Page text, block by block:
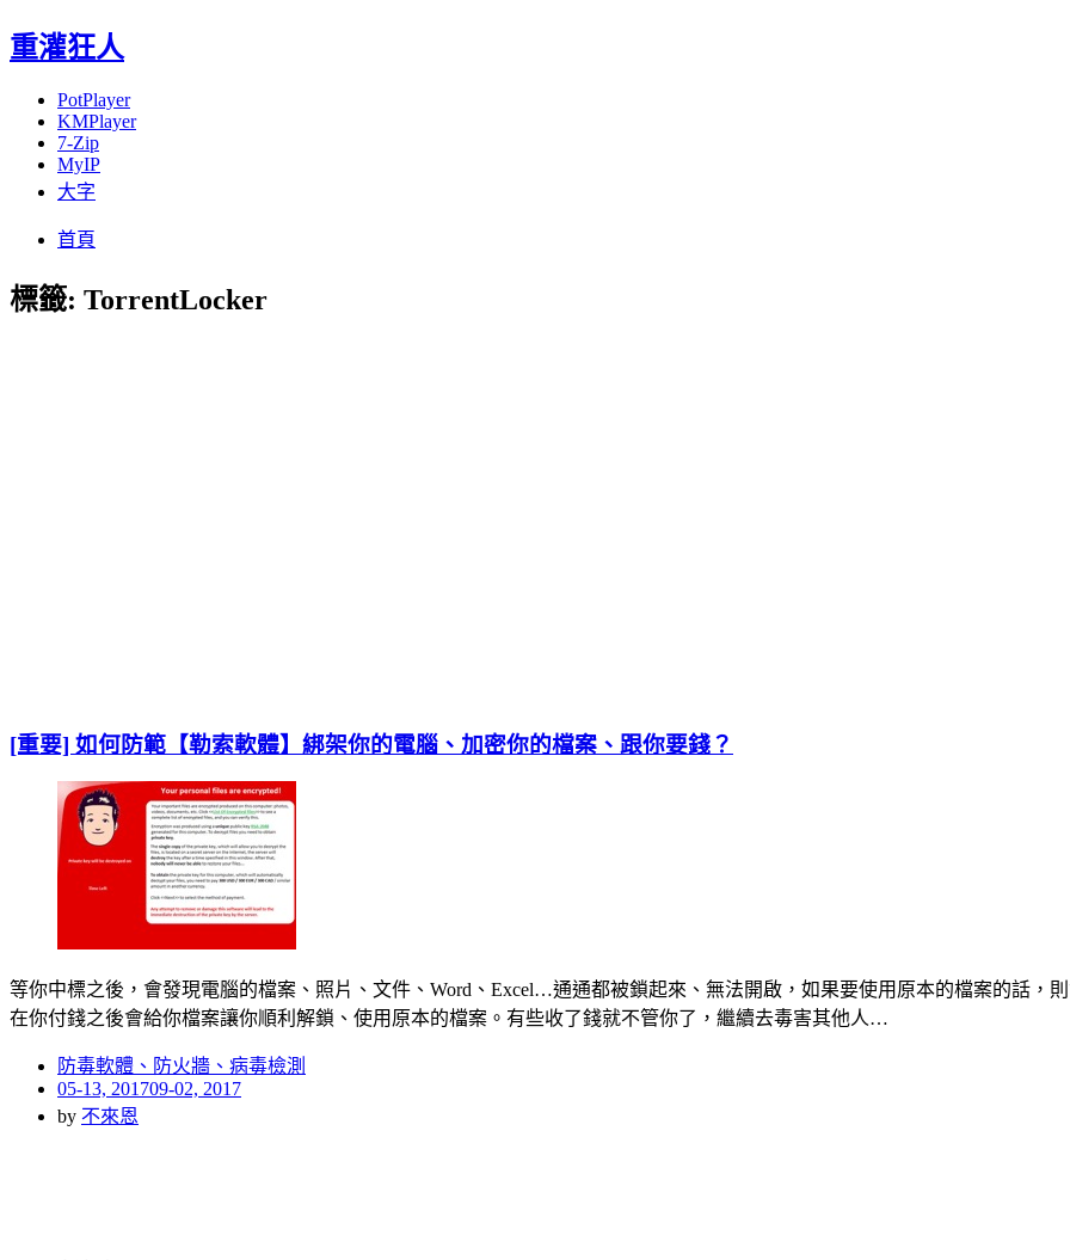
重灌狂人
PotPlayer
KMPlayer
7-Zip
MyIP
大字
首頁
標籤: TorrentLocker
[重要] 如何防範【勒索軟體】綁架你的電腦、加密你的檔案、跟你要錢？
等你中標之後，會發現電腦的檔案、照片、文件、Word、Excel…通通都被鎖起來、無法開啟，如果要使用原本的檔案的話，
在你付錢之後會給你檔案讓你順利解鎖、使用原本的檔案。有些收了錢就不管你了，繼續去毒害其他人…
防毒軟體、防火牆、病毒檢測
Posted
on
05-13, 201709-02, 2017
by 不來恩